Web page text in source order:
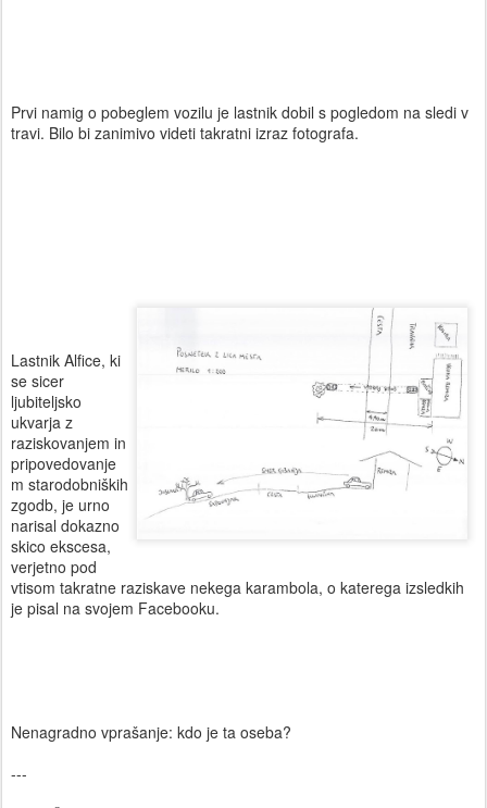
Prvi namig o pobeglem vozilu je lastnik dobil s pogledom na sledi v
travi. Bilo bi zanimivo videti takratni izraz fotografa.
Lastnik Alfice, ki
se sicer
ljubiteljsko
ukvarja z
raziskovanjem in
pripovedovanje
m starodobniških
zgodb, je urno
narisal dokazno
skico ekscesa,
verjetno pod
vtisom takratne raziskave nekega karambola, o katerega izsledkih
je pisal na svojem Facebooku.
Nenagradno vprašanje: kdo je ta oseba?
---